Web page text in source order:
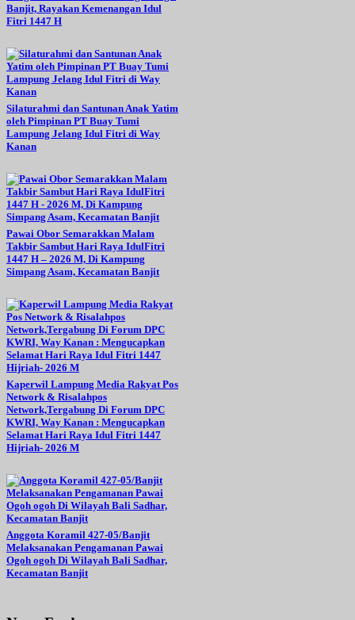
Banjit, Rayakan Kemenangan Idul
Fitri 1447 H
Silaturahmi dan Santunan Anak Yatim
oleh Pimpinan PT Buay Tumi
Lampung Jelang Idul Fitri di Way
Kanan
Pawai Obor Semarakkan Malam
Takbir Sambut Hari Raya IdulFitri
1447 H – 2026 M, Di Kampung
Simpang Asam, Kecamatan Banjit
Kaperwil Lampung Media Rakyat Pos
Network & Risalahpos
Network,Tergabung Di Forum DPC
KWRI, Way Kanan : Mengucapkan
Selamat Hari Raya Idul Fitri 1447
Hijriah- 2026 M
Anggota Koramil 427-05/Banjit
Melaksanakan Pengamanan Pawai
Ogoh ogoh Di Wilayah Bali Sadhar,
Kecamatan Banjit